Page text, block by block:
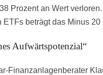
Prozent an Wert
ETFs beträgt das Minus 20
Aufwärtspotenzial“
Finanzanlagenberater